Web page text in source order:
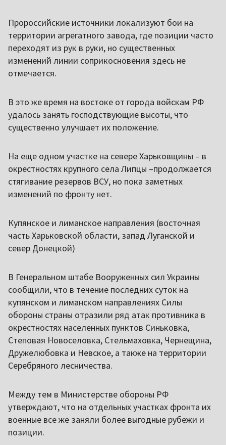
Пророссийские источники локализуют бои на
территории агрегатного завода, где позиции часто
переходят из рук в руки, но существенных
изменений линии соприкосновения здесь не
отмечается.
В это же время на востоке от города войскам РФ
удалось занять господствующие высоты, что
существенно улучшает их положение.
На еще одном участке на севере Харьковщины – в
окрестностях крупного села Липцы –продолжается
стягивание резервов ВСУ, но пока заметных
изменений по фронту нет.
Купянское и лиманское направления (восточная
часть Харьковской области, запад Луганской и
север Донецкой)
В Генеральном штабе Вооруженных сил Украины
сообщили, что в течение последних суток на
купянском и лиманском направлениях Силы
обороны страны отразили ряд атак противника в
окрестностях населенных пунктов Синьковка,
Степовая Новоселовка, Стельмаховка, Чернещина,
Дружелюбовка и Невское, а также на территории
Серебряного лесничества.
Между тем в Министерстве обороны РФ
утверждают, что на отдельных участках фронта их
военные все же заняли более выгодные рубежи и
позиции.